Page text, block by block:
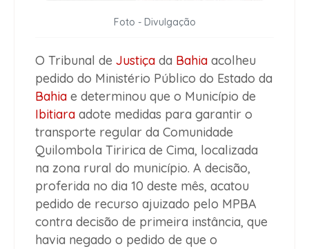
Foto - Divulgação
O Tribunal de Justiça da Bahia acolheu
pedido do Ministério Público do Estado da
Bahia e determinou que o Município de
Ibitiara adote medidas para garantir o
transporte regular da Comunidade
Quilombola Tiririca de Cima, localizada
na zona rural do município. A decisão,
proferida no dia 10 deste mês, acatou
pedido de recurso ajuizado pelo MPBA
contra decisão de primeira instância, que
havia negado o pedido de que o